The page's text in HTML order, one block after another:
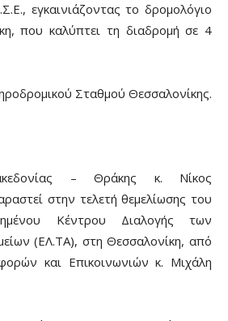
εγκαινιάζοντας το δρομολόγιο
που καλύπτει τη διαδρομή σε 4
Σταθμού Θεσσαλονίκης.
– Θράκης κ. Νίκος
στην τελετή θεμελίωσης του
Κέντρου Διαλογής των
(ΕΛ.ΤΑ), στη Θεσσαλονίκη, από
και Επικοινωνιών κ. Μιχάλη